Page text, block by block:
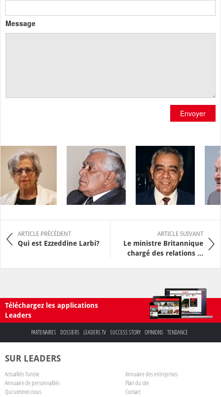
Message
Envoyer
ARTICLE PRÉCÉDENT
Qui est Ezzeddine Larbi?
ARTICLE SUIVANT
Le ministre Britannique
chargé des relations ...
Téléchargez les applications
Leaders
PARTENAIRES DOSSIERS LEADERS TV SUCCESS STORY OPINIONS TENDANCE
SUR LEADERS
Actualités Tunisie
Annuaire des entreprises
Annuaire de personnalités
Plan du site
Qui sommes nous
Contact